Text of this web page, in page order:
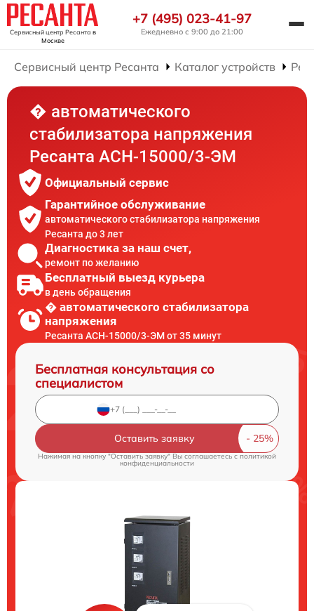
Сервисный центр Ресанта в
Москве
+7 (495) 023-41-97
Ежедневно с 9:00 до 21:00
Сервисный центр Ресанта Каталог устройств
� автоматического
стабилизатора напряжения
Ресанта АСН-15000/3-ЭМ
Официальный сервис
Гарантийное обслуживание
автоматического стабилизатора напряжения
Ресанта до 3 лет
Диагностика за наш счет,
ремонт по желанию
Бесплатный выезд курьера
в день обращения
� автоматического стабилизатора
напряжения
Ресанта АСН-15000/3-ЭМ от 35 минут
Бесплатная консультация со
специалистом
Оставить заявку
Нажимая на кнопку "Оставить заявку" Вы соглашаетесь cполитикой
конфиденциальности